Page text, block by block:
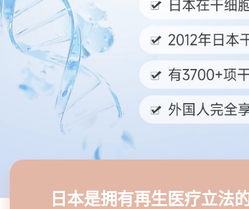
日本是拥有再生医疗立法